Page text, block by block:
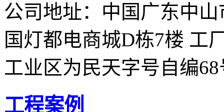
公司地址：中国广东中
国灯都电商城D栋7楼 工
工业区为民天字号自编68
工程案例